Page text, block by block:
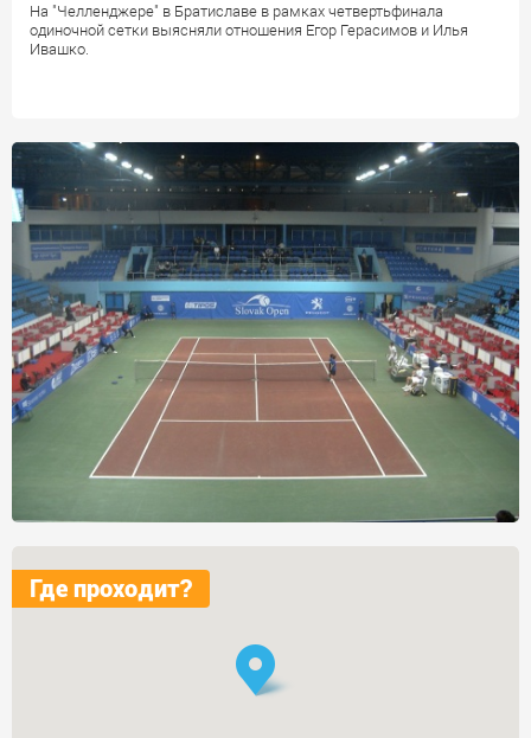
На "Челленджере" в Братиславе в рамках четвертьфинала
одиночной сетки выясняли отношения Егор Герасимов и Илья
Ивашко.
Где проходит?